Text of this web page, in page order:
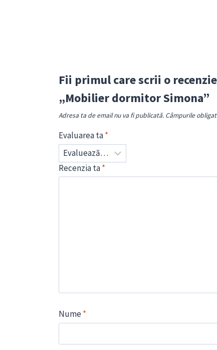
Fii primul care scrii o
„Mobilier dormitor Simona”
Adresa ta de email nu va fi publicată. Câmpurile
Evaluarea ta*
Recenzia ta*
Nume*